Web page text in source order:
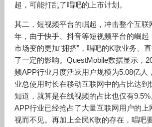
超，可能打乱了唱吧的上市计划。
其二，短视频平台的崛起，冲击整个互联
年，由于快手、抖音等短视频平台的崛起
市场变的更加“拥挤”，唱吧的K歌业务、
了一定的影响。QuestMobile数据显示，
频APP行业月度活跃用户规模为5.08亿人
业总使用时长在移动互联网中的占比达到
知道，就算是在线视频的占比也仅有
APP行业已经抢占了大量互联网用户的上
视而不见。再加上全民K歌的存在，唱吧